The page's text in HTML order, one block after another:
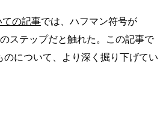
ての記事では、ハフマン符号が
ステップだと触れた。この記事で
のについて、より深く掘り下げてい